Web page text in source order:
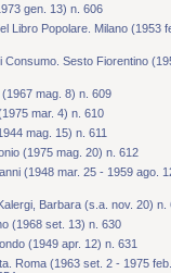
gen. 13) n. 606
Libro Popolare. Milano (1953
Consumo. Sesto Fiorentino
mag. 8) n. 609
mar. 4) n. 610
mag. 15) n. 611
(1975 mag. 20) n. 612
(1948 mar. 25 - 1959 ago.
Barbara (s.a. nov. 20) n.
(1968 set. 13) n. 630
(1949 apr. 12) n. 631
Roma (1963 set. 2 - 1975